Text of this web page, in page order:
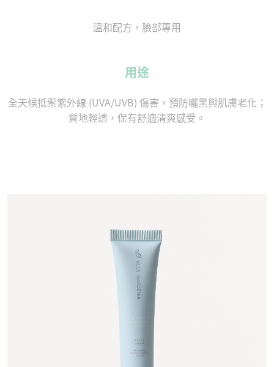
溫和配方，臉部專用
用途
全天候抵禦紫外線 (UVA/UVB) 傷害，預防曬黑與肌膚老化；
質地輕透，保有舒適清爽感受。